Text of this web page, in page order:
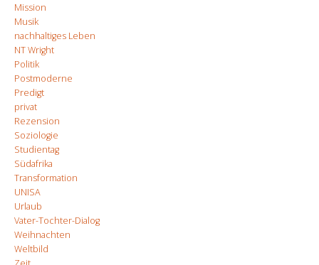
Mission
Musik
nachhaltiges Leben
NT Wright
Politik
Postmoderne
Predigt
privat
Rezension
Soziologie
Studientag
Südafrika
Transformation
UNISA
Urlaub
Vater-Tochter-Dialog
Weihnachten
Weltbild